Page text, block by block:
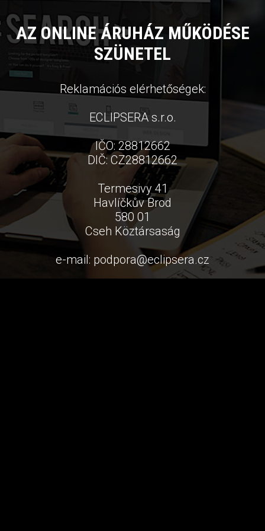
AZ ONLINE ÁRUHÁZ MŰKÖDÉSE
SZÜNETEL
Reklamációs elérhetőségek:
ECLIPSERA s.r.o.
IČO: 28812662
DIČ: CZ28812662
Termesivy 41
Havlíčkův Brod
580 01
Cseh Köztársaság
e-mail: podpora@eclipsera.cz